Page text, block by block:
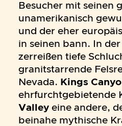
Besucher mit seinen
unamerikanisch
und der eher
in seinen bann. In
zerreißen tiefe
granitstarrende
Nevada. Kings
ehrfurchtgebietende
Valley eine andere,
beinahe mythische